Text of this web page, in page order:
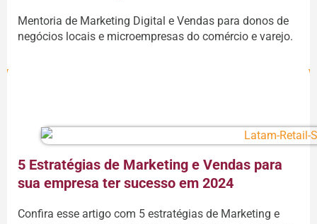
Mentoria de Marketing Digital e Vendas para donos de
negócios locais e microempresas do comércio e varejo.
5 Estratégias de Marketing e Vendas para
sua empresa ter sucesso em 2024
Confira esse artigo com 5 estratégias de Marketing e